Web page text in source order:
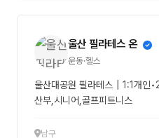
울산 필라테스 온
운동·헬스
울산대공원 필라테스┃1:1개인
산부,시니어,골프피트니스
남구